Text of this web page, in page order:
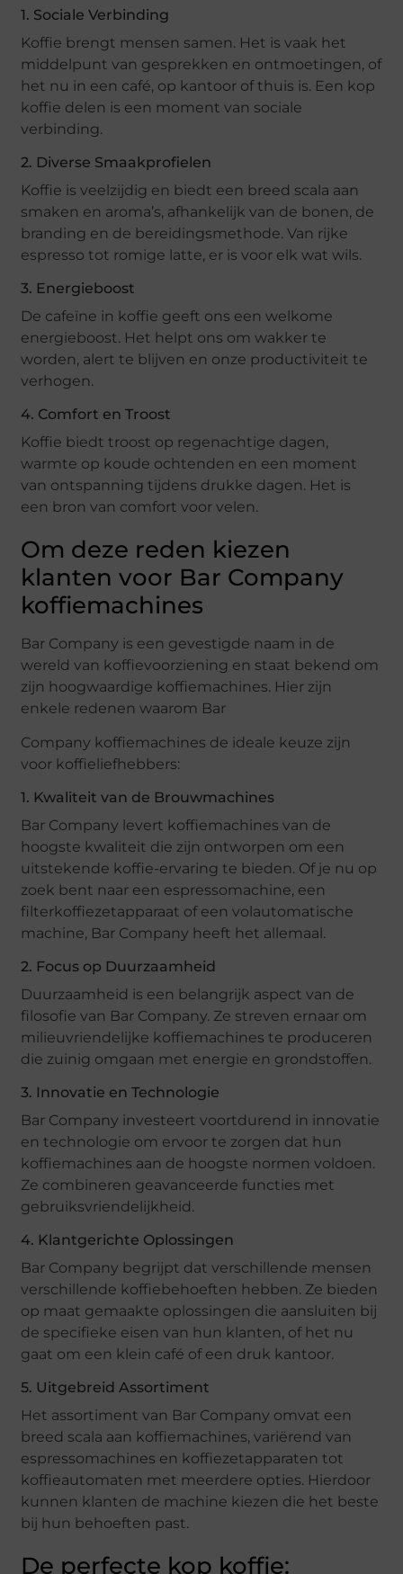
1. Sociale Verbinding
Koffie brengt mensen samen. Het is vaak het
middelpunt van gesprekken en ontmoetingen, of
het nu in een café, op kantoor of thuis is. Een kop
koffie delen is een moment van sociale
verbinding.
2. Diverse Smaakprofielen
Koffie is veelzijdig en biedt een breed scala aan
smaken en aroma’s, afhankelijk van de bonen, de
branding en de bereidingsmethode. Van rijke
espresso tot romige latte, er is voor elk wat wils.
3. Energieboost
De cafeïne in koffie geeft ons een welkome
energieboost. Het helpt ons om wakker te
worden, alert te blijven en onze productiviteit te
verhogen.
4. Comfort en Troost
Koffie biedt troost op regenachtige dagen,
warmte op koude ochtenden en een moment
van ontspanning tijdens drukke dagen. Het is
een bron van comfort voor velen.
Om deze reden kiezen
klanten voor Bar Company
koffiemachines
Bar Company is een gevestigde naam in de
wereld van koffievoorziening en staat bekend om
zijn hoogwaardige koffiemachines. Hier zijn
enkele redenen waarom Bar
Company koffiemachines de ideale keuze zijn
voor koffieliefhebbers:
1. Kwaliteit van de Brouwmachines
Bar Company levert koffiemachines van de
hoogste kwaliteit die zijn ontworpen om een
uitstekende koffie-ervaring te bieden. Of je nu op
zoek bent naar een espressomachine, een
filterkoffiezetapparaat of een volautomatische
machine, Bar Company heeft het allemaal.
2. Focus op Duurzaamheid
Duurzaamheid is een belangrijk aspect van de
filosofie van Bar Company. Ze streven ernaar om
milieuvriendelijke koffiemachines te produceren
die zuinig omgaan met energie en grondstoffen.
3. Innovatie en Technologie
Bar Company investeert voortdurend in innovatie
en technologie om ervoor te zorgen dat hun
koffiemachines aan de hoogste normen voldoen.
Ze combineren geavanceerde functies met
gebruiksvriendelijkheid.
4. Klantgerichte Oplossingen
Bar Company begrijpt dat verschillende mensen
verschillende koffiebehoeften hebben. Ze bieden
op maat gemaakte oplossingen die aansluiten bij
de specifieke eisen van hun klanten, of het nu
gaat om een klein café of een druk kantoor.
5. Uitgebreid Assortiment
Het assortiment van Bar Company omvat een
breed scala aan koffiemachines, variërend van
espressomachines en koffiezetapparaten tot
koffieautomaten met meerdere opties. Hierdoor
kunnen klanten de machine kiezen die het beste
bij hun behoeften past.
De perfecte kop koffie: